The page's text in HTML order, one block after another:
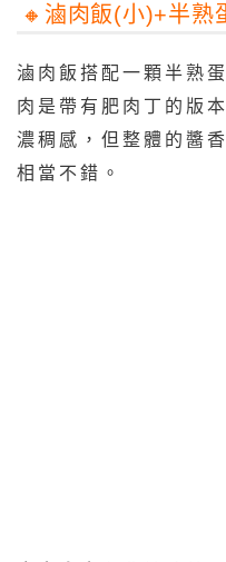
🔸️滷肉飯(小)+半熟
滷肉飯搭配一顆半熟
肉是帶有肥肉丁的版
濃稠感，但整體的醬
相當不錯。